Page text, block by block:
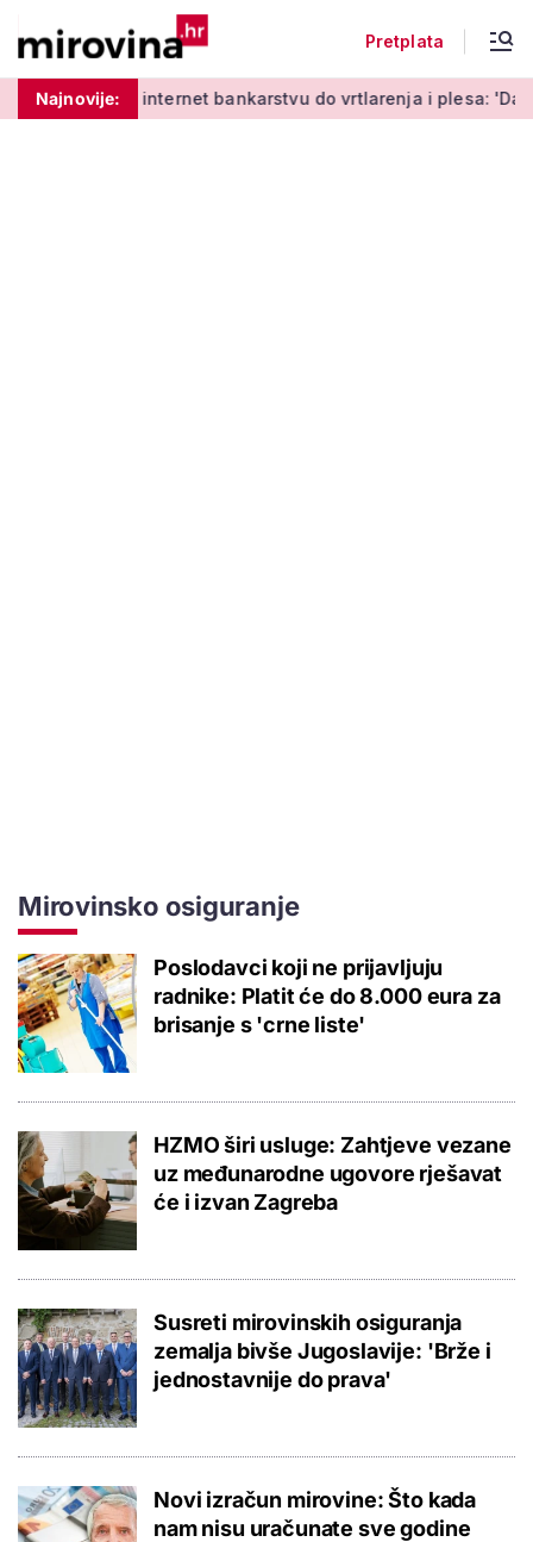
Pretplata
Najnovije:
o internet bankarstvu do vrtlarenja i plesa: 'Da starije
Mirovinsko osiguranje
Poslodavci koji ne prijavljuju
radnike: Platit će do 8.000 eura za
brisanje s 'crne liste'
HZMO širi usluge: Zahtjeve vezane
uz međunarodne ugovore rješavat
će i izvan Zagreba
Susreti mirovinskih osiguranja
zemalja bivše Jugoslavije: 'Brže i
jednostavnije do prava'
Novi izračun mirovine: Što kada
nam nisu uračunate sve godine